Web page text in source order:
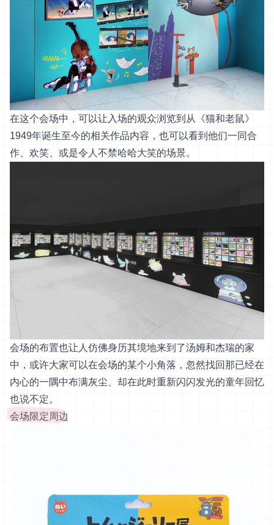
在这个会场中，可以让入场的观众浏览到从《猫和老鼠》
1949年诞生至今的相关作品内容，也可以看到他们一同合
作、欢笑、或是令人不禁哈哈大笑的场景。
会场的布置也让人仿佛身历其境地来到了汤姆和杰瑞的家
中，或许大家可以在会场的某个小角落，忽然找回那已经在
内心的一隅中布满灰尘、却在此时重新闪闪发光的童年回忆
也说不定。
会场限定周边